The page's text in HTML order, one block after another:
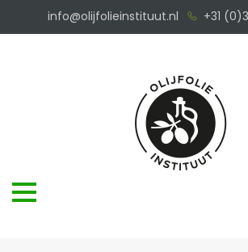
info@olijfolieinstituut.nl +31